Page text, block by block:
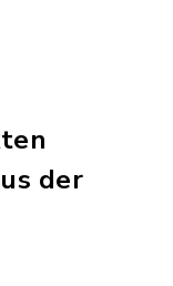
der